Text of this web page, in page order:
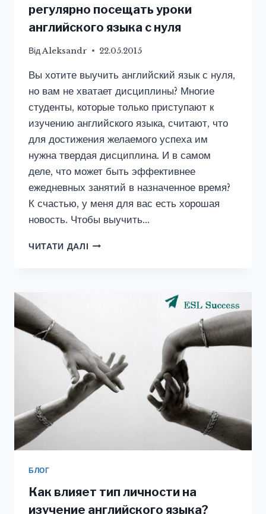
регулярно посещать уроки
английского языка с нуля
ВідAleksandr 22.05.2015
Вы хотите выучить английский язык с нуля,
но вам не хватает дисциплины? Многие
студенты, которые только приступают к
изучению английского языка, считают, что
для достижения желаемого успеха им
нужна твердая дисциплина. И в самом
деле, что может быть эффективнее
ежедневных занятий в назначенное время?
К счастью, у меня для вас есть хорошая
новость. Чтобы выучить…
ЧИТАТИ ДАЛІ ПОМОЖЕТ
НУЛЯ
БЛОГ
Как влияет тип личности на
изучение английского языка?